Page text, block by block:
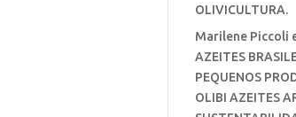
OLIVICULTURA.
Marilene Piccoli
AZEITES
PEQUENOS
OLIBI AZEITES